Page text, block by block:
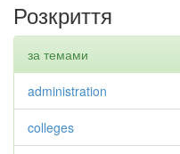
Розкриття
за темами
administration
colleges